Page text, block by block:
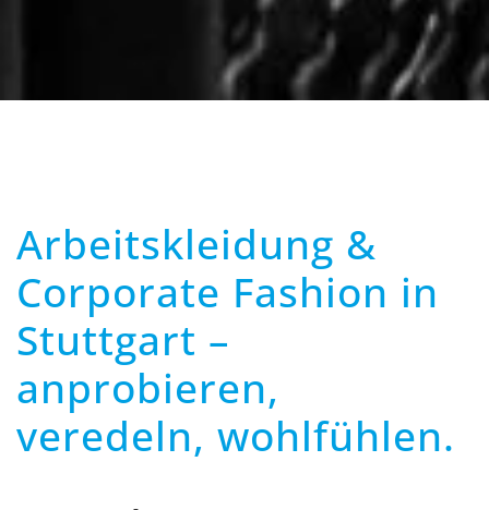
Arbeitskleidung &
Corporate Fashion in
Stuttgart –
anprobieren,
veredeln, wohlfühlen.